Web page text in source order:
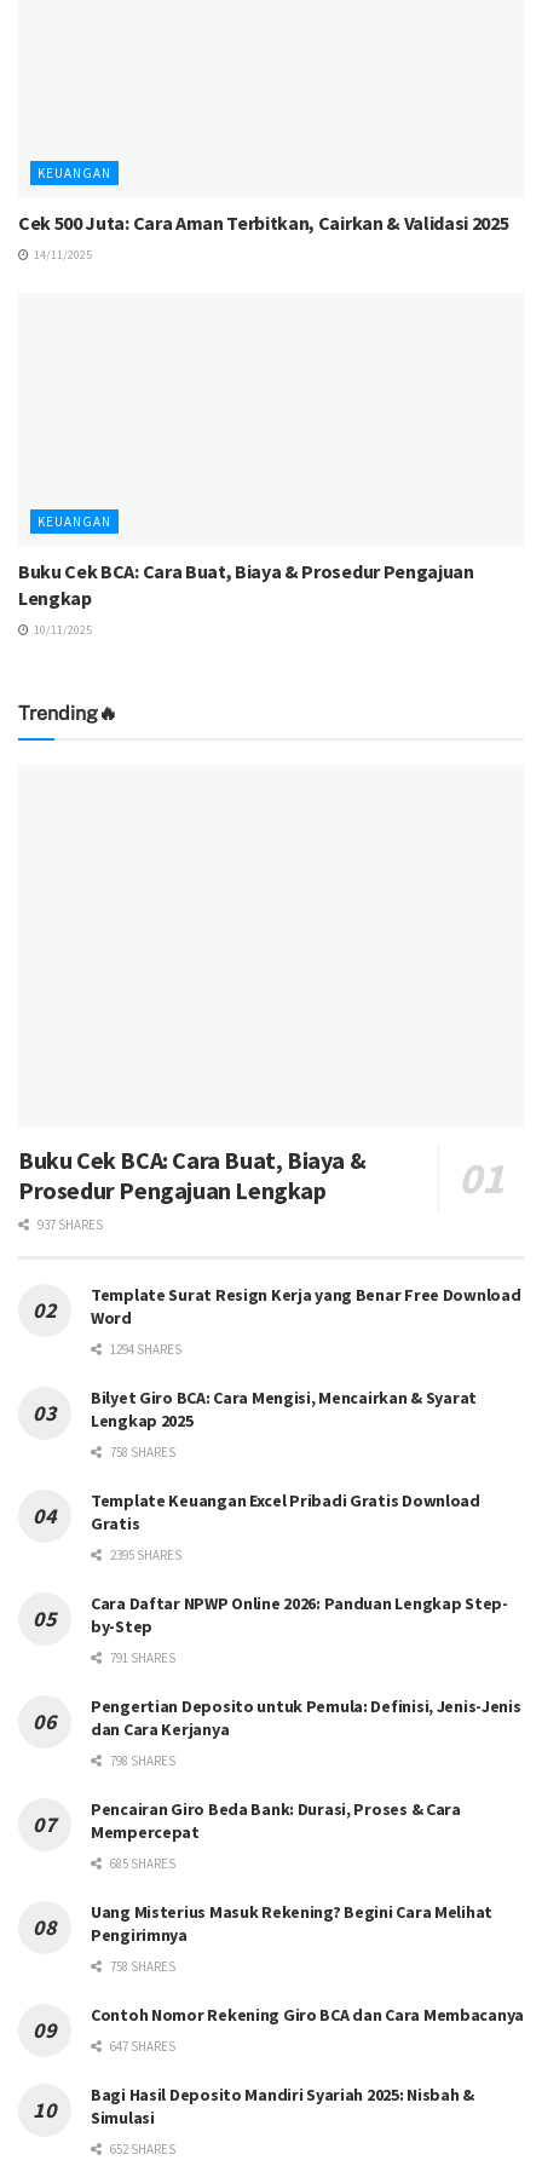
KEUANGAN
Cek 500 Juta: Cara Aman Terbitkan, Cairkan & Validasi 2025
14/11/2025
KEUANGAN
Buku Cek BCA: Cara Buat, Biaya & Prosedur Pengajuan
Lengkap
10/11/2025
Trending🔥
Buku Cek BCA: Cara Buat, Biaya &
Prosedur Pengajuan Lengkap
937 SHARES
Template Surat Resign Kerja yang Benar Free Download
Word
1294 SHARES
Bilyet Giro BCA: Cara Mengisi, Mencairkan & Syarat
Lengkap 2025
758 SHARES
Template Keuangan Excel Pribadi Gratis Download
Gratis
2395 SHARES
Cara Daftar NPWP Online 2026: Panduan Lengkap Step-
by-Step
791 SHARES
Pengertian Deposito untuk Pemula: Definisi, Jenis-Jenis
dan Cara Kerjanya
798 SHARES
Pencairan Giro Beda Bank: Durasi, Proses & Cara
Mempercepat
685 SHARES
Uang Misterius Masuk Rekening? Begini Cara Melihat
Pengirimnya
758 SHARES
Contoh Nomor Rekening Giro BCA dan Cara Membacanya
647 SHARES
Bagi Hasil Deposito Mandiri Syariah 2025: Nisbah &
Simulasi
652 SHARES